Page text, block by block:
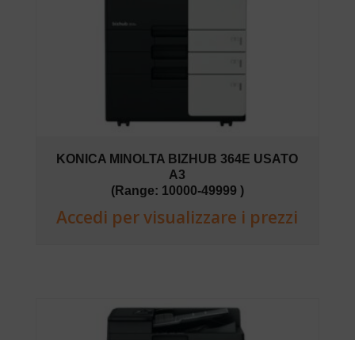
KONICA MINOLTA BIZHUB 364E USATO
A3
(Range: 10000-49999 )
Accedi per visualizzare i prezzi